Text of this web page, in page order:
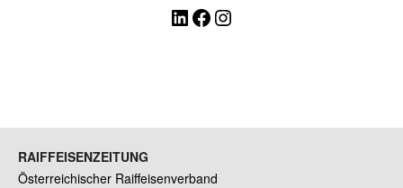
LinkedIn
Facebook
Instagram
RAIFFEISENZEITUNG
Österreichischer Raiffeisenverband